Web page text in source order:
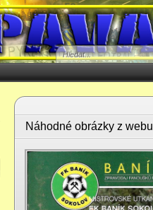
Náhodné obrázky z webu